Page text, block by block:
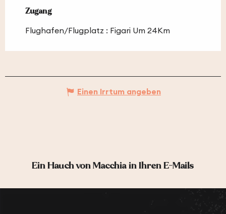
Zugang
Zugang
Flughafen/Flugplatz : Figari Um 24Km
Einen Irrtum angeben
Ein Hauch von Macchia in Ihren E-Mails